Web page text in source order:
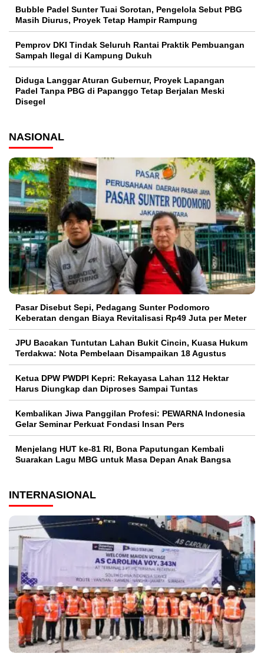
Bubble Padel Sunter Tuai Sorotan, Pengelola Sebut PBG
Masih Diurus, Proyek Tetap Hampir Rampung
Pemprov DKI Tindak Seluruh Rantai Praktik Pembuangan
Sampah Ilegal di Kampung Dukuh
Diduga Langgar Aturan Gubernur, Proyek Lapangan
Padel Tanpa PBG di Papanggo Tetap Berjalan Meski
Disegel
NASIONAL
Pasar Disebut Sepi, Pedagang Sunter Podomoro
Keberatan dengan Biaya Revitalisasi Rp49 Juta per Meter
JPU Bacakan Tuntutan Lahan Bukit Cincin, Kuasa Hukum
Terdakwa: Nota Pembelaan Disampaikan 18 Agustus
Ketua DPW PWDPI Kepri: Rekayasa Lahan 112 Hektar
Harus Diungkap dan Diproses Sampai Tuntas
Kembalikan Jiwa Panggilan Profesi: PEWARNA Indonesia
Gelar Seminar Perkuat Fondasi Insan Pers
Menjelang HUT ke-81 RI, Bona Paputungan Kembali
Suarakan Lagu MBG untuk Masa Depan Anak Bangsa
INTERNASIONAL